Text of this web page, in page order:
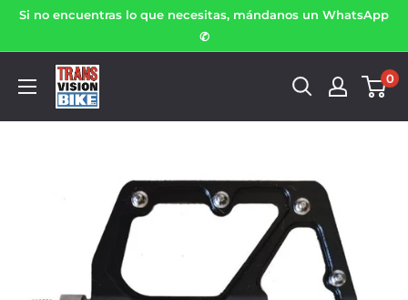
Si no encuentras lo que necesitas, mándanos un WhatsApp
✆
0